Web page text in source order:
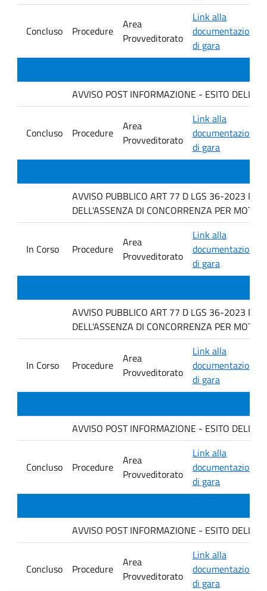
Concluso Procedure
Area
Provveditorato
Link alla
documentazione
di gara
AVVISO POST INFORMAZIONE - ESITO
Concluso Procedure
Area
Provveditorato
Link alla
documentazione
di gara
AVVISO PUBBLICO ART 77 D LGS 36-2023 PER
DELL'ASSENZA DI CONCORRENZA PER MOTIVI
In Corso Procedure
Area
Provveditorato
Link alla
documentazione
di gara
AVVISO PUBBLICO ART 77 D LGS 36-2023 PER
DELL'ASSENZA DI CONCORRENZA PER MOTIVI
In Corso Procedure
Area
Provveditorato
Link alla
documentazione
di gara
AVVISO POST INFORMAZIONE - ESITO
Concluso Procedure
Area
Provveditorato
Link alla
documentazione
di gara
AVVISO POST INFORMAZIONE - ESITO
Concluso Procedure
Area
Provveditorato
Link alla
documentazione
di gara